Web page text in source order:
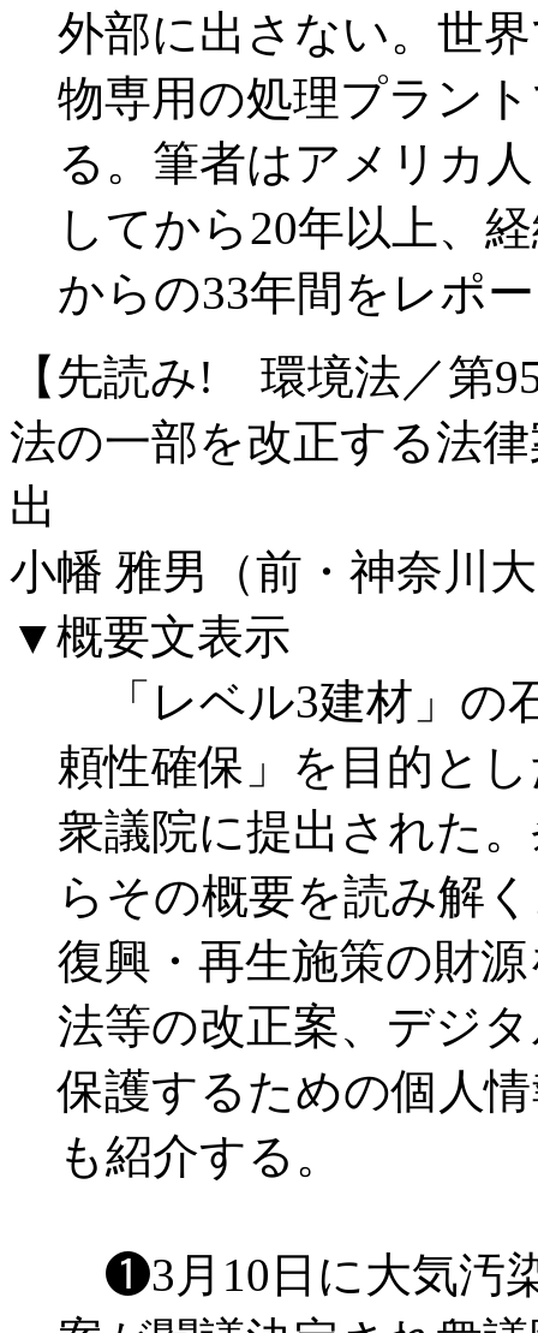
外部に出さない。世
物専用の処理プラン
る。筆者はアメリカ
してから20年以上、
からの33年間をレポ
【先読み! 環境法／第
法の一部を改正する法
出
小幡 雅男（前・神奈川
▼概要文表示
「レベル3建材」の
頼性確保」を目的と
衆議院に提出された
らその概要を読み解
復興・再生施策の財
法等の改正案、デジ
保護するための個人
も紹介する。
❶3月10日に大気汚